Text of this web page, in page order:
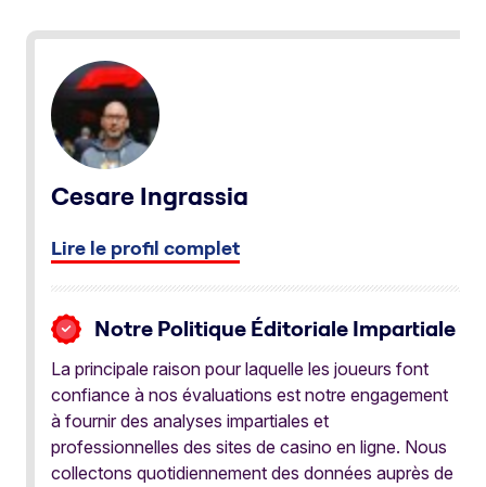
Cesare Ingrassia
Lire le profil complet
Notre Politique Éditoriale Impartiale
La principale raison pour laquelle les joueurs font
confiance à nos évaluations est notre engagement
à fournir des analyses impartiales et
professionnelles des sites de casino en ligne. Nous
collectons quotidiennement des données auprès de